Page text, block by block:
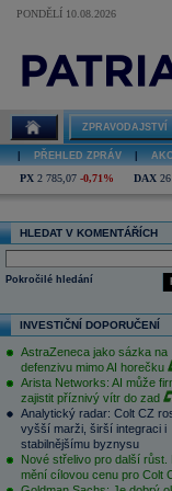
PONDĚLÍ 10.08.2026
ZPRAVODAJSTVÍ
PŘEHLED ZPRÁV
PX 2 785,07 -0,71% DAX
HLEDAT V KOMENTÁŘÍCH
Pokročilé hledání
INVESTIČNÍ DOPORUČENÍ
AstraZeneca jako sázka na
defenzivu mimo AI horečku
Arista Networks: AI může
zajistit příznivý vítr do zad
Analytický radar: Colt CZ
vyšší marži, širší integraci i
stabilnějšímu byznysu
Nové střelivo pro další růst.
mění cílovou cenu pro Colt